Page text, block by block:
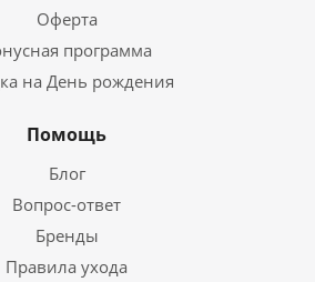
Оферта
программа
на День рождения
Помощь
Блог
Вопрос-ответ
Бренды
Правила ухода